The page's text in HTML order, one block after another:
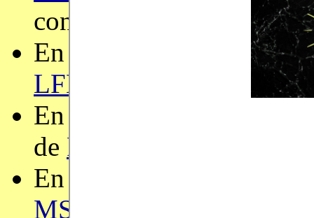
conférence
En 2018, j'étais membre
LFMTP
OBT,
En 2017, j'étais membre
de POPL
En 2016, j'étais membre
MSFP